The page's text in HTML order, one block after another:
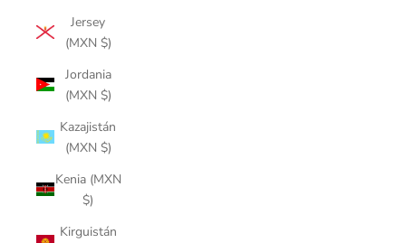
Jersey
(MXN $)
Jordania
(MXN $)
Kazajistán
(MXN $)
Kenia (MXN
$)
Kirguistán